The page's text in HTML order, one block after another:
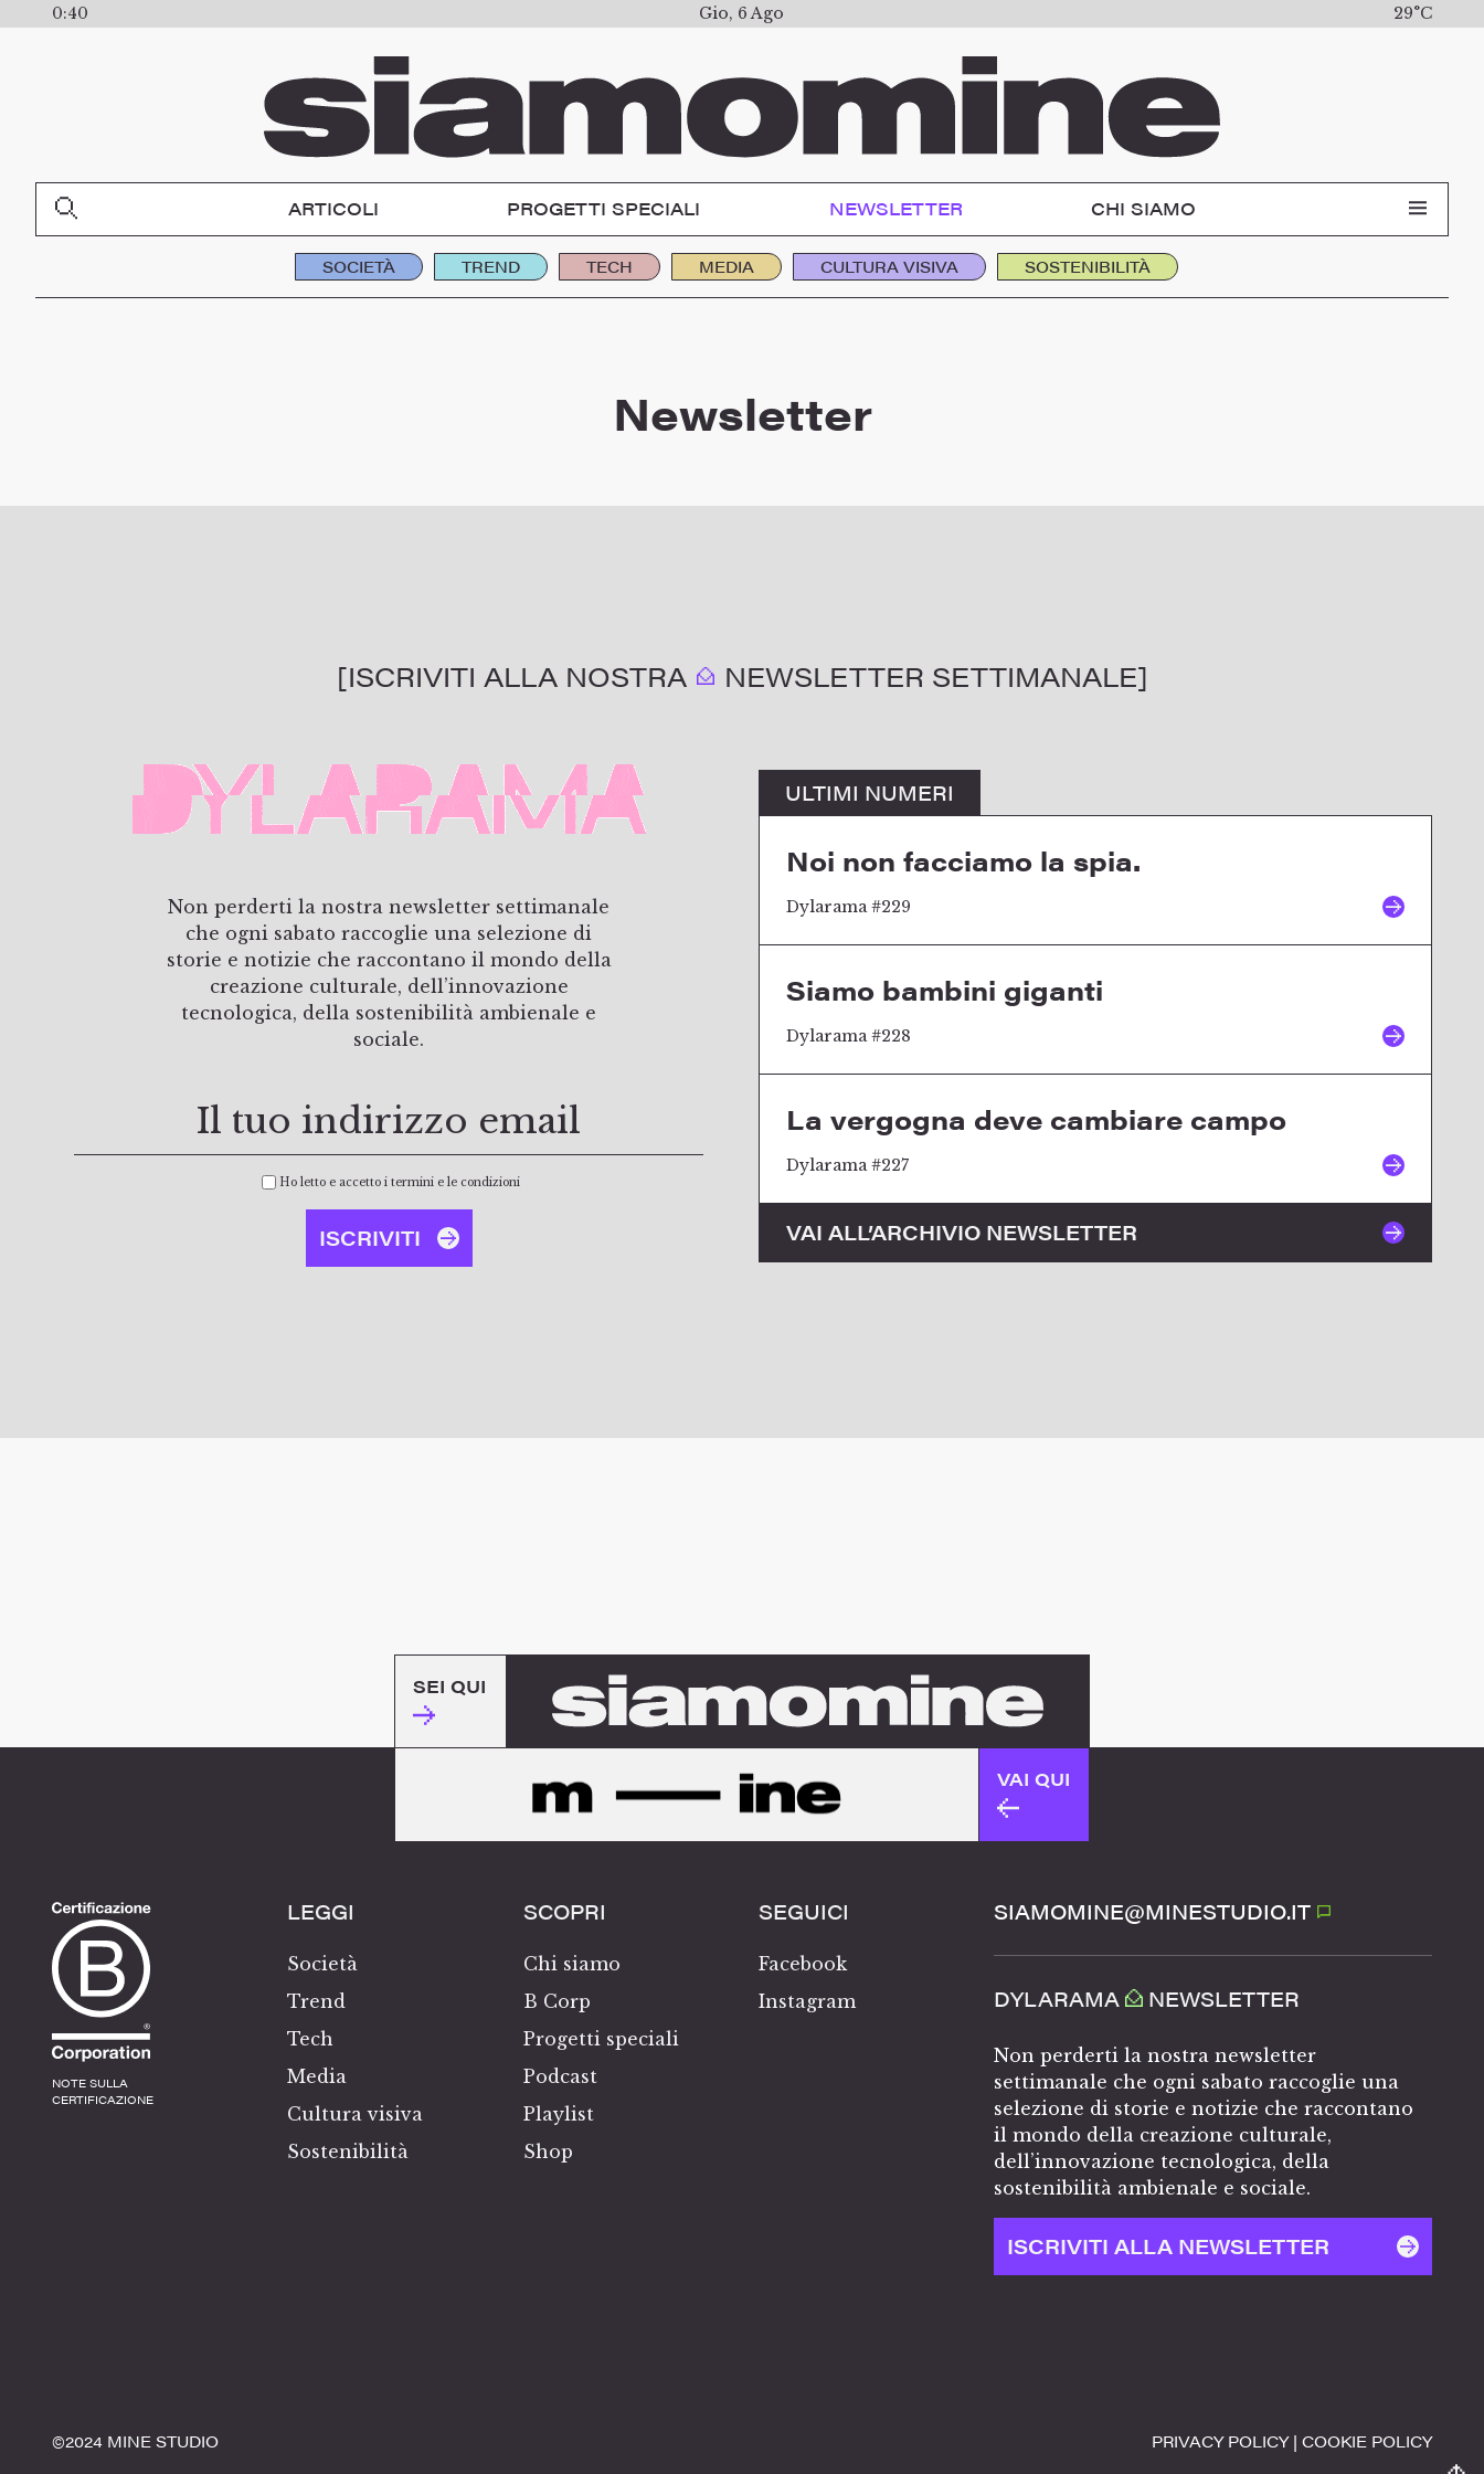
0:40 Gio, 6 Ago 29°C
ARTICOLI PROGETTI SPECIALI NEWSLETTER CHI SIAMO
SOCIETÀ TREND TECH MEDIA CULTURA VISIVA SOSTENIBILITÀ
Newsletter
[ISCRIVITI ALLA NOSTRA NEWSLETTER SETTIMANALE]
Non perderti la nostra newsletter settimanale
che ogni sabato raccoglie una selezione di
storie e notizie che raccontano il mondo della
creazione culturale, dell’innovazione
tecnologica, della sostenibilità ambienale e
sociale.
Ho letto e accetto i termini e le condizioni
ISCRIVITI
ULTIMI NUMERI
Noi non facciamo la spia.
Dylarama #229
Siamo bambini giganti
Dylarama #228
La vergogna deve cambiare campo
Dylarama #227
VAI ALL’ARCHIVIO NEWSLETTER
SEI QUI
VAI QUI
NOTE SULLA
CERTIFICAZIONE
LEGGI
Società
Trend
Tech
Media
Cultura visiva
Sostenibilità
SCOPRI
Chi siamo
B Corp
Progetti speciali
Podcast
Playlist
Shop
SEGUICI
Facebook
Instagram
SIAMOMINE@MINESTUDIO.IT
DYLARAMA NEWSLETTER
Non perderti la nostra newsletter
settimanale che ogni sabato raccoglie una
selezione di storie e notizie che raccontano
il mondo della creazione culturale,
dell’innovazione tecnologica, della
sostenibilità ambienale e sociale.
ISCRIVITI ALLA NEWSLETTER
©️2024 MINE STUDIO PRIVACY POLICY| COOKIE POLICY